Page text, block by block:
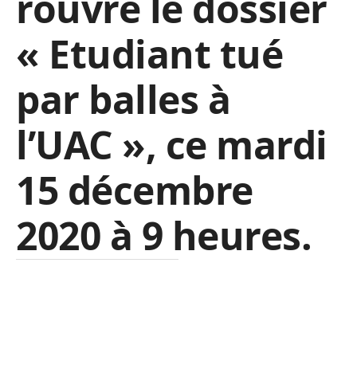
« Etudiant tué
par balles à
l’UAC », ce mardi
15 décembre
2020 à 9 heures.